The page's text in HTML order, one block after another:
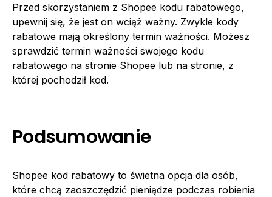
Przed skorzystaniem z Shopee kodu rabatowego,
upewnij się, że jest on wciąż ważny. Zwykle kody
rabatowe mają określony termin ważności. Możesz
sprawdzić termin ważności swojego kodu
rabatowego na stronie Shopee lub na stronie, z
której pochodził kod.
Podsumowanie
Shopee kod rabatowy to świetna opcja dla osób,
które chcą zaoszczędzić pieniądze podczas robienia